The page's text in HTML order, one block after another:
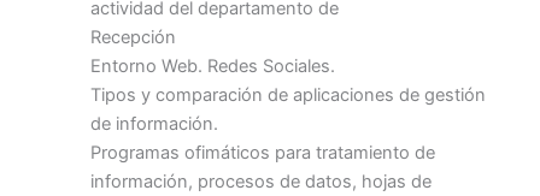
actividad del departamento de
Recepción
Entorno Web. Redes Sociales.
Tipos y comparación de aplicaciones de gestión
de información.
Programas ofimáticos para tratamiento de
información, procesos de datos, hojas de